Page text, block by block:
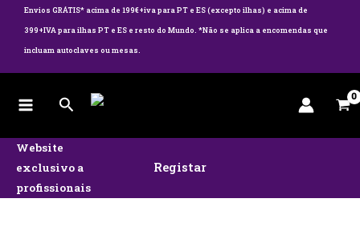
Skip
content
Envios GRÁTIS* acima de 199€+iva para PT e ES (excepto ilhas) e acima de
399+IVA para ilhas PT e ES e resto do Mundo. *Não se aplica a encomendas que
incluam autoclaves ou mesas.
Search
Website
exclusivo a
profissionais
Registar